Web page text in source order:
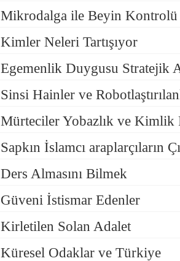
Mikrodalga ile Beyin Kontrolü
Kimler Neleri Tartışıyor
Egemenlik Duygusu Stratejik
Sinsi Hainler ve
Mürteciler Yobazlık ve Kimlik
Sapkın İslamcı araplarçıların
Ders Almasını Bilmek
Güveni İstismar Edenler
Kirletilen Solan Adalet
Küresel Odaklar ve Türkiye